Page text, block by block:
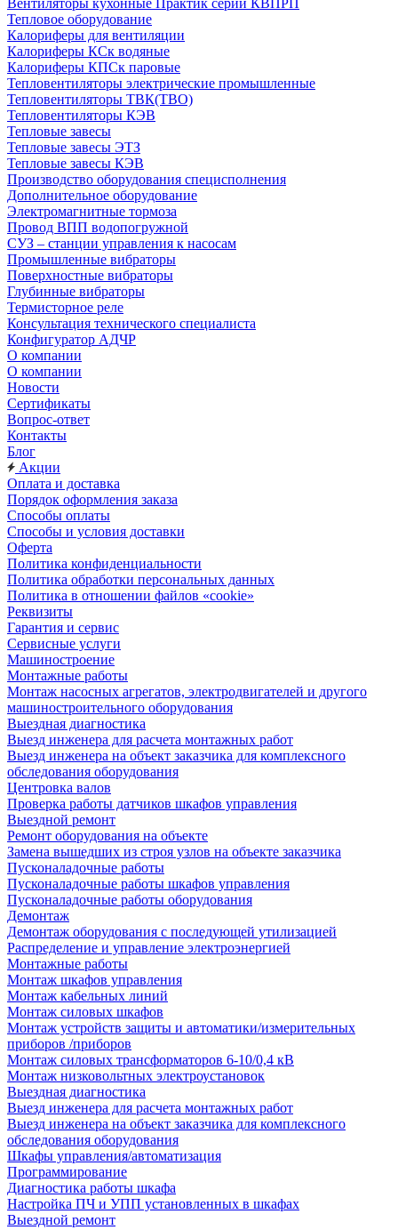
Вентиляторы кухонные Практик серии КВПРП
Тепловое оборудование
Калориферы для вентиляции
Калориферы КСк водяные
Калориферы КПСк паровые
Тепловентиляторы электрические промышленные
Тепловентиляторы ТВК(ТВО)
Тепловентиляторы КЭВ
Тепловые завесы
Тепловые завесы ЭТЗ
Тепловые завесы КЭВ
Производство оборудования специсполнения
Дополнительное оборудование
Электромагнитные тормоза
Провод ВПП водопогружной
СУЗ – станции управления к насосам
Промышленные вибраторы
Поверхностные вибраторы
Глубинные вибраторы
Термисторное реле
Консультация технического специалиста
Конфигуратор АДЧР
О компании
О компании
Новости
Сертификаты
Вопрос-ответ
Контакты
Блог
Акции
Оплата и доставка
Порядок оформления заказа
Способы оплаты
Способы и условия доставки
Оферта
Политика конфиденциальности
Политика обработки персональных данных
Политика в отношении файлов «cookie»
Реквизиты
Гарантия и сервис
Сервисные услуги
Машиностроение
Монтажные работы
Монтаж насосных агрегатов, электродвигателей и другого
машиностроительного оборудования
Выездная диагностика
Выезд инженера для расчета монтажных работ
Выезд инженера на объект заказчика для комплексного
обследования оборудования
Центровка валов
Проверка работы датчиков шкафов управления
Выездной ремонт
Ремонт оборудования на объекте
Замена вышедших из строя узлов на объекте заказчика
Пусконаладочные работы
Пусконаладочные работы шкафов управления
Пусконаладочные работы оборудования
Демонтаж
Демонтаж оборудования с последующей утилизацией
Распределение и управление электроэнергией
Монтажные работы
Монтаж шкафов управления
Монтаж кабельных линий
Монтаж силовых шкафов
Монтаж устройств защиты и автоматики/измерительных
приборов /приборов
Монтаж силовых трансформаторов 6-10/0,4 кВ
Монтаж низковольтных электроустановок
Выездная диагностика
Выезд инженера для расчета монтажных работ
Выезд инженера на объект заказчика для комплексного
обследования оборудования
Шкафы управления/автоматизация
Программирование
Диагностика работы шкафа
Настройка ПЧ и УПП установленных в шкафах
Выездной ремонт